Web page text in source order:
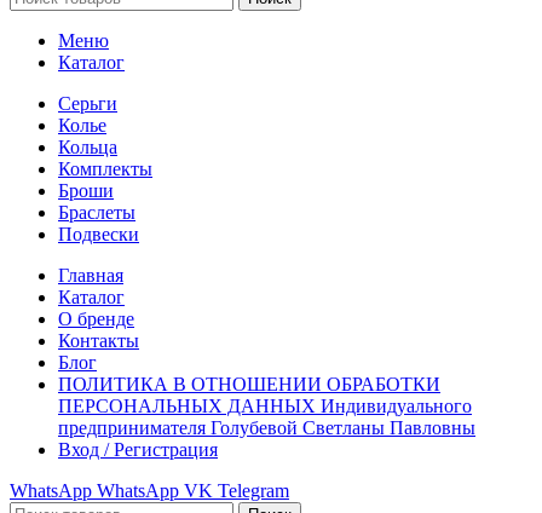
Меню
Каталог
Серьги
Колье
Кольца
Комплекты
Броши
Браслеты
Подвески
Главная
Каталог
О бренде
Контакты
Блог
ПОЛИТИКА В ОТНОШЕНИИ ОБРАБОТКИ
ПЕРСОНАЛЬНЫХ ДАННЫХ Индивидуального
предпринимателя Голубевой Светланы Павловны
Вход / Регистрация
WhatsApp WhatsApp VK Telegram